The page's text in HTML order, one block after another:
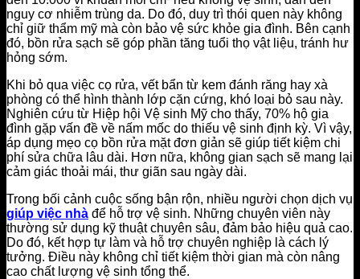
nguy cơ nhiễm trùng da. Do đó, duy trì thói quen này không
chỉ giữ thẩm mỹ mà còn bảo vệ sức khỏe gia đình. Bên cạnh
đó, bồn rửa sạch sẽ góp phần tăng tuổi thọ vật liệu, tránh hư
hỏng sớm.
Khi bỏ qua việc cọ rửa, vết bẩn từ kem đánh răng hay xà
phòng có thể hình thành lớp cặn cứng, khó loại bỏ sau này.
Nghiên cứu từ Hiệp hội Vệ sinh Mỹ cho thấy, 70% hộ gia
đình gặp vấn đề về nấm mốc do thiếu vệ sinh định kỳ. Vì vậy,
áp dụng mẹo cọ bồn rửa mặt đơn giản sẽ giúp tiết kiệm chi
phí sửa chữa lâu dài. Hơn nữa, không gian sạch sẽ mang lại
cảm giác thoải mái, thư giãn sau ngày dài.
Trong bối cảnh cuộc sống bận rộn, nhiều người chọn dịch vụ
giúp việc nhà để hỗ trợ vệ sinh. Những chuyên viên này
thường sử dụng kỹ thuật chuyên sâu, đảm bảo hiệu quả cao.
Do đó, kết hợp tự làm và hỗ trợ chuyên nghiệp là cách lý
tưởng. Điều này không chỉ tiết kiệm thời gian mà còn nâng
cao chất lượng vệ sinh tổng thể.